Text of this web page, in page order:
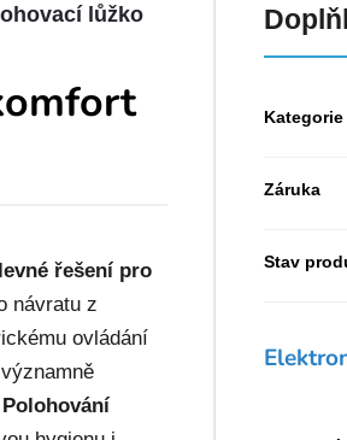
lůžko
řešení pro
návratu z
ovládání
Polohování
Kategorie
Záruka
Stav